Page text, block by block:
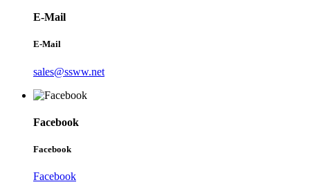
E-Mail
E-Mail
sales@ssww.net
Facebook
Facebook
Facebook